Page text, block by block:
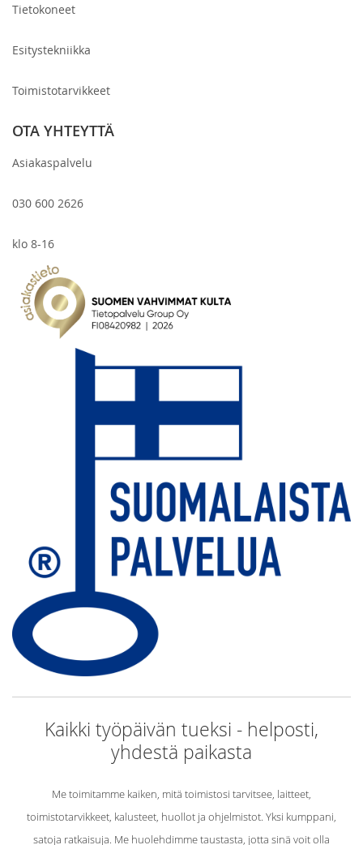
Tietokoneet
Esitystekniikka
Toimistotarvikkeet
OTA YHTEYTTÄ
Asiakaspalvelu
030 600 2626
klo 8-16
Kaikki työpäivän tueksi - helposti,
yhdestä paikasta
Me toimitamme kaiken, mitä toimistosi tarvitsee, laitteet,
toimistotarvikkeet, kalusteet, huollot ja ohjelmistot. Yksi kumppani,
satoja ratkaisuja. Me huolehdimme taustasta, jotta sinä voit olla